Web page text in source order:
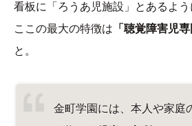
看板に「ろうあ児施設」とあるよう
ここの最大の特徴は 「聴覚障害児
と。
金町学園には、本人や家庭